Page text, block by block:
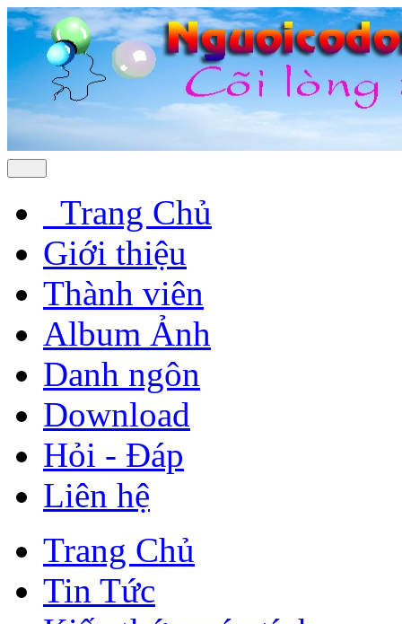
Trang Chủ
Giới thiệu
Thành viên
Album Ảnh
Danh ngôn
Download
Hỏi - Đáp
Liên hệ
Trang Chủ
Tin Tức